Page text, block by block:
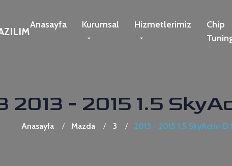
Anasayfa Kurumsal Hizmetlerimiz
Chip
2013 - 2015 1.5
Anasayfa Mazda 3 2013 - 2015 1.5 SkyActiv-D